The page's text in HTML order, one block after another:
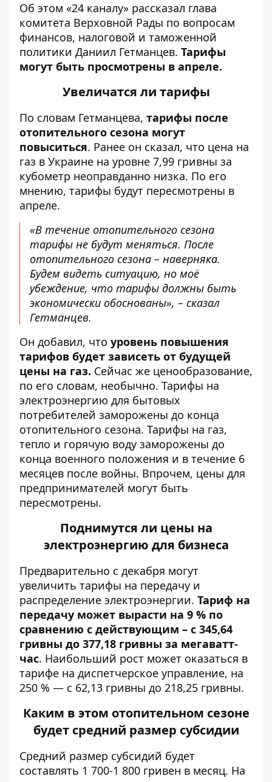
Об этом «24 каналу» рассказал глава
комитета Верховной Рады по вопросам
финансов, налоговой и таможенной
политики Даниил Гетманцев. Тарифы
могут быть просмотрены в апреле.
Увеличатся ли тарифы
По словам Гетманцева, тарифы после
отопительного сезона могут
повыситься. Ранее он сказал, что цена на
газ в Украине на уровне 7,99 гривны за
кубометр неоправданно низка. По его
мнению, тарифы будут пересмотрены в
апреле.
«В течение отопительного сезона
тарифы не будут меняться. После
отопительного сезона – наверняка.
Будем видеть ситуацию, но моё
убеждение, что тарифы должны быть
экономически обоснованы», – сказал
Гетманцев.
Он добавил, что уровень повышения
тарифов будет зависеть от будущей
цены на газ. Сейчас же ценообразование,
по его словам, необычно. Тарифы на
электроэнергию для бытовых
потребителей заморожены до конца
отопительного сезона. Тарифы на газ,
тепло и горячую воду заморожены до
конца военного положения и в течение 6
месяцев после войны. Впрочем, цены для
предпринимателей могут быть
пересмотрены.
Поднимутся ли цены на
электроэнергию для бизнеса
Предварительно с декабря могут
увеличить тарифы на передачу и
распределение электроэнергии. Тариф на
передачу может вырасти на 9 % по
сравнению с действующим – с 345,64
гривны до 377,18 гривны за мегаватт-
час. Наибольший рост может оказаться в
тарифе на диспетчерское управление, на
250 % — с 62,13 гривны до 218,25 гривны.
Каким в этом отопительном сезоне
будет средний размер субсидии
Средний размер субсидий будет
составлять 1 700-1 800 гривен в месяц. На